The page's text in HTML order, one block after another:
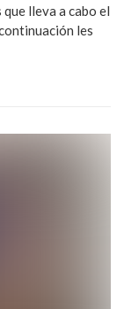
lleva a cabo el
les